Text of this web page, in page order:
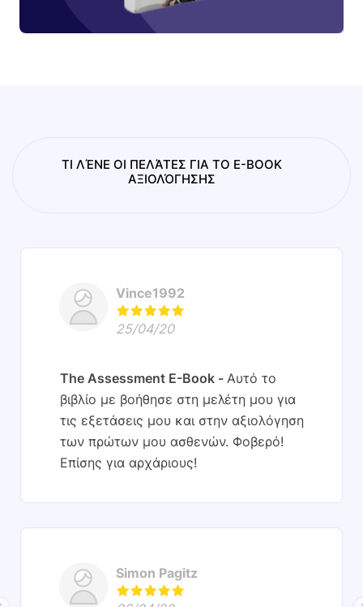
ΤΙ ΛΈΝΕ ΟΙ ΠΕΛΆΤΕΣ ΓΙΑ ΤΟ E-BOOK
ΑΞΙΟΛΌΓΗΣΗΣ
Vince1992
25/04/20
The Assessment E-Book
Αυτό το
βιβλίο με βοήθησε στη μελέτη μου για
τις εξετάσεις μου και στην αξιολόγηση
των πρώτων μου ασθενών. Φοβερό!
Επίσης για αρχάριους!
Simon Pagitz